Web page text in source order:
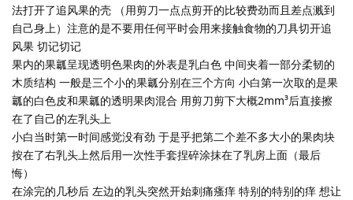
法打开了追风果的壳 （用剪刀一点点剪开的比较费劲而且差点溅到
自己身上）注意的是不要用任何平时会用来接触食物的刀具切开追
风果 切记切记
果内的果瓤呈现透明色果肉的外表是乳白色 中间夹着一部分柔韧的
木质结构 一般是三个小的果瓤分别在三个方向 小白第一次取的是果
瓤的白色皮和果瓤的透明果肉混合 用剪刀剪下大概2mm³后直接擦
在了自己的左乳头上
小白当时第一时间感觉没有劲 于是乎把第二个差不多大小的果肉块
按在了右乳头上然后用一次性手套捏碎涂抹在了乳房上面（最后
悔）
在涂完的几秒后 左边的乳头突然开始刺痛瘙痒 特别的特别的痒 想让